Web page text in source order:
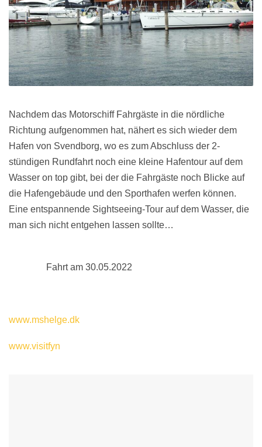
Nachdem das Motorschiff Fahrgäste in die nördliche
Richtung aufgenommen hat, nähert es sich wieder dem
Hafen von Svendborg, wo es zum Abschluss der 2-
stündigen Rundfahrt noch eine kleine Hafentour auf dem
Wasser on top gibt, bei der die Fahrgäste noch Blicke auf
die Hafengebäude und den Sporthafen werfen können.
Eine entspannende Sightseeing-Tour auf dem Wasser, die
man sich nicht entgehen lassen sollte…
Fahrt am 30.05.2022
www.mshelge.dk
www.visitfyn